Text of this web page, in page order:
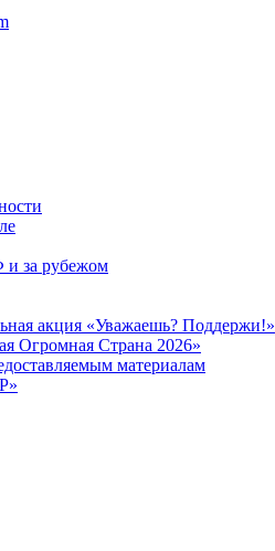
и за рубежом
акция «Уважаешь? Поддержи!»
Огромная Страна 2026»
материалам